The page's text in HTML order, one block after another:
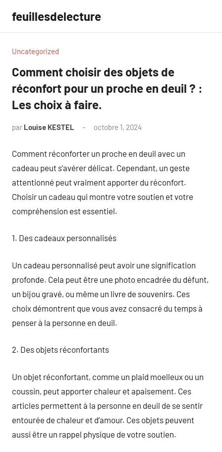
contenu
feuillesdelecture
Uncategorized
Comment choisir des objets de
réconfort pour un proche en deuil ? :
Les choix à faire.
par Louise KESTEL octobre 1, 2024
Comment réconforter un proche en deuil avec un
cadeau peut s’avérer délicat. Cependant, un geste
attentionné peut vraiment apporter du réconfort.
Choisir un cadeau qui montre votre soutien et votre
compréhension est essentiel.
1. Des cadeaux personnalisés
Un cadeau personnalisé peut avoir une signification
profonde. Cela peut être une photo encadrée du défunt,
un bijou gravé, ou même un livre de souvenirs. Ces
choix démontrent que vous avez consacré du temps à
penser à la personne en deuil.
2. Des objets réconfortants
Un objet réconfortant, comme un plaid moelleux ou un
coussin, peut apporter chaleur et apaisement. Ces
articles permettent à la personne en deuil de se sentir
entourée de chaleur et d’amour. Ces objets peuvent
aussi être un rappel physique de votre soutien.